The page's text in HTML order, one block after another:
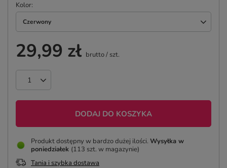
Kolor
Czerwony
29,99 zł brutto/ szt.
DODAJ DO KOSZYKA
Produkt dostępny w bardzo dużej ilości Wysyłka w
poniedziałek (113 szt. w magazynie)
Tania i szybka dostawa